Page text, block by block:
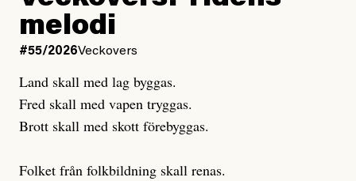
Publicerad6 August, 2026
Uppdaterad7 August, 2026
Uppdaterad3 August, 2026
melodi
#55/2026Veckovers
Land skall med lag byggas.
Fred skall med vapen tryggas.
Brott skall med skott förebyggas.
Folket från folkbildning skall renas.